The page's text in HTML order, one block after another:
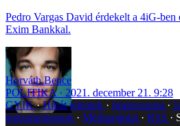
Pedro Vargas David érdekelt a 4iG-ben
Exim Bankkal.
Horváth Bence
POLITIKA
2021. december 21. 9:28
GYIK Hibát jelentek Impresszum
dokumentumok
Médiaajánlat RSS